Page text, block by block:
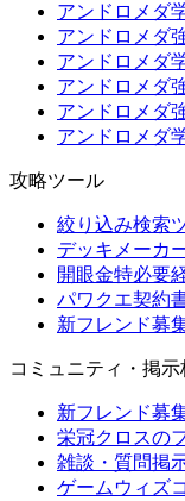
アンドロメダ
アンドロメダ
アンドロメダ
アンドロメダ
アンドロメダ
アンドロメダ
攻略ツール
絞り込み検索
デッキメーカ
開眼金特必要
パワクエ契約
新フレンド募
コミュニティ・掲
新フレンド募
栄冠クロスの
雑談・質問掲
ゲームウィズ